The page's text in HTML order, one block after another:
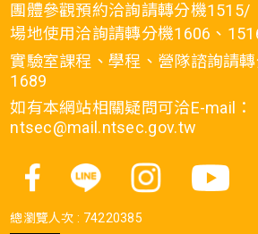
團體參觀預約洽詢請轉分機1515/
場地使用洽詢請轉分機1606、
實驗室課程、學程、營隊諮詢請
1689
如有本網站相關疑問可洽E-mail：
ntsec@mail.ntsec.gov.tw
總瀏覽人次 : 74220385